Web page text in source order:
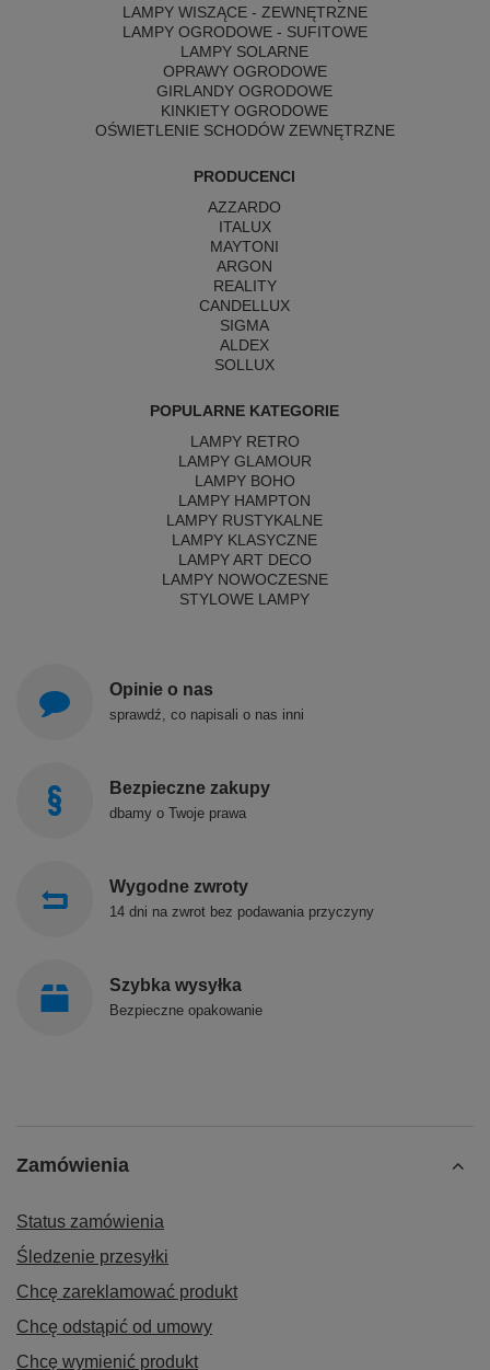
LAMPY WISZĄCE - ZEWNĘTRZNE
LAMPY OGRODOWE - SUFITOWE
LAMPY SOLARNE
OPRAWY OGRODOWE
GIRLANDY OGRODOWE
KINKIETY OGRODOWE
OŚWIETLENIE SCHODÓW ZEWNĘTRZNE
PRODUCENCI
AZZARDO
ITALUX
MAYTONI
ARGON
REALITY
CANDELLUX
SIGMA
ALDEX
SOLLUX
POPULARNE KATEGORIE
LAMPY RETRO
LAMPY GLAMOUR
LAMPY BOHO
LAMPY HAMPTON
LAMPY RUSTYKALNE
LAMPY KLASYCZNE
LAMPY ART DECO
LAMPY NOWOCZESNE
STYLOWE LAMPY
Opinie o nas
sprawdź, co napisali o nas inni
Bezpieczne zakupy
dbamy o Twoje prawa
Wygodne zwroty
14 dni na zwrot bez podawania przyczyny
Szybka wysyłka
Bezpieczne opakowanie
Zamówienia
Status zamówienia
Śledzenie przesyłki
Chcę zareklamować produkt
Chcę odstąpić od umowy
Chcę wymienić produkt